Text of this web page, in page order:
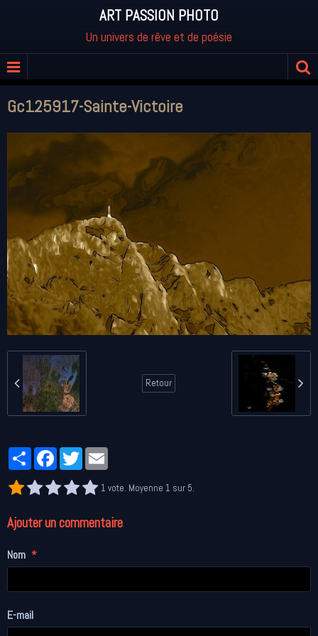
ART PASSION PHOTO
Un univers de rêve et de poésie
Gc125917-Sainte-Victoire
Retour
PartagerFacebookTwitter
1 vote. Moyenne 1 sur 5.
Ajouter un commentaire
Nom
E-mail